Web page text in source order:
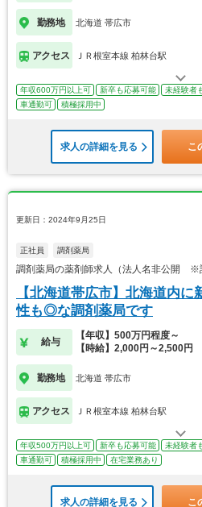
勤務地 北海道 帯広市
アクセス ＪＲ根室本線 柏林台駅
年収600万円以上可 新卒も応募可能 未経験者
車通勤可
積極採用中
求人の詳細を見る こ
更新日：2024年9月25日
正社員 調剤薬局
調剤薬局の薬剤師求人（法人名非公開 ※
【北海道帯広市】北海道内
性も◎な調剤薬局です
給与
【年収】500万円程度～
【時給】2,000円～2,500円
勤務地 北海道 帯広市
アクセス ＪＲ根室本線 柏林台駅
年収500万円以上可 新卒も応募可能 未経験者
車通勤可
積極採用中 在宅業務あり
求人の詳細を見る こ